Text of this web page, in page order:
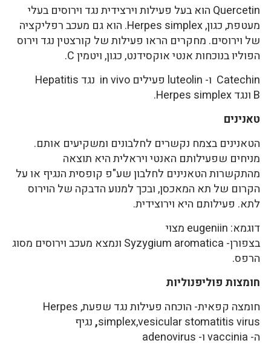
Quercetin הוא בעל פעילות וירצידית נגד וירוסים בעלי
מעטפת, כגון, Herpes simplex. הוא גם מעכב רפליקציה
של וירוסים. מחקרים הראו פעילות של קורצטין נגד וירוס
הפוליו בנוכחות אנטי אוקסידנט, כגון, ויטמין C.
Catechin ו- luteolin פעילים in vivo נגד Hepatitis
B ונגד Herpes simplex.
טאנינים
הטאנינים בצמח נקשרים לחלבונים ומשקיעים אותם.
מניחים שפעילותם האנטי ויראלית היא תוצאה
מהתקשרות הטאנינים לחלבון שע"פ קופסית הנגיף או על
הקרום של תא המאכסן, ובכך למנוע הדבקה של הוירוס
לתא. פעילותם היא וירוצידית.
דוגמא: eugeniin מצוי
בצפורן- Syzygium aromatica ונמצא מעכב וירוסים מסוג
הרפס.
חומצות פוליפנוליות
חומצה קפאית- הוכחה פעילות נגד שפעת, Herpes
simplex,vesicular stomatitis virus
,נגיף
ה- vaccinia ו- adenovirus